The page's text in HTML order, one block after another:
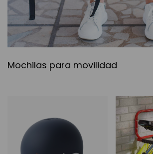
Mochilas para movilidad